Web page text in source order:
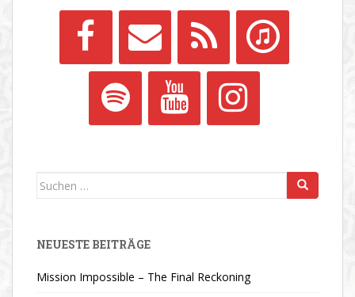
Suchen
NEUESTE BEITRÄGE
Mission Impossible – The Final Reckoning